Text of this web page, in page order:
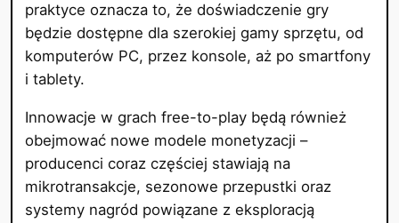
praktyce oznacza to, że doświadczenie gry
będzie dostępne dla szerokiej gamy sprzętu, od
komputerów PC, przez konsole, aż po smartfony
i tablety.
Innowacje w grach free-to-play będą również
obejmować nowe modele monetyzacji –
producenci coraz częściej stawiają na
mikrotransakcje, sezonowe przepustki oraz
systemy nagród powiązane z eksploracją